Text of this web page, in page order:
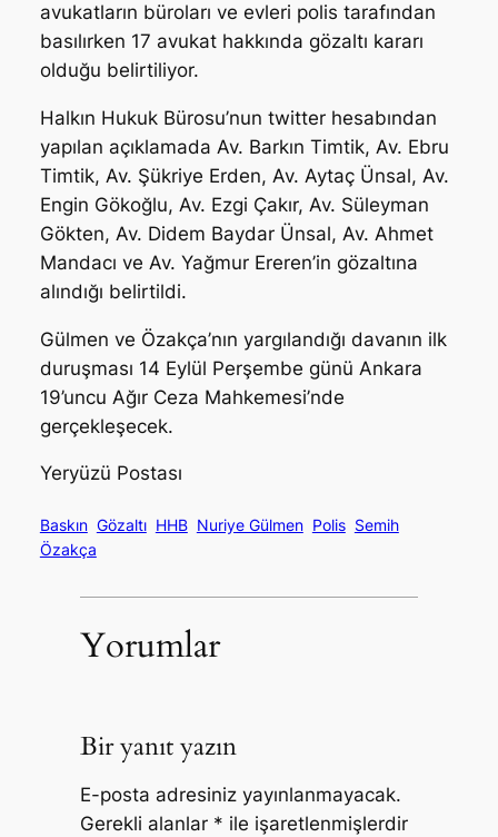
avukatların büroları ve evleri polis tarafından
basılırken 17 avukat hakkında gözaltı kararı
olduğu belirtiliyor.
Halkın Hukuk Bürosu’nun twitter hesabından
yapılan açıklamada Av. Barkın Timtik, Av. Ebru
Timtik, Av. Şükriye Erden, Av. Aytaç Ünsal, Av.
Engin Gökoğlu, Av. Ezgi Çakır, Av. Süleyman
Gökten, Av. Didem Baydar Ünsal, Av. Ahmet
Mandacı ve Av. Yağmur Ereren’in gözaltına
alındığı belirtildi.
Gülmen ve Özakça’nın yargılandığı davanın ilk
duruşması 14 Eylül Perşembe günü Ankara
19’uncu Ağır Ceza Mahkemesi’nde
gerçekleşecek.
Yeryüzü Postası
Baskın Gözaltı HHB Nuriye Gülmen Polis Semih
Özakça
Yorumlar
Bir yanıt yazın
E-posta adresiniz yayınlanmayacak.
Gerekli alanlar * ile işaretlenmişlerdir